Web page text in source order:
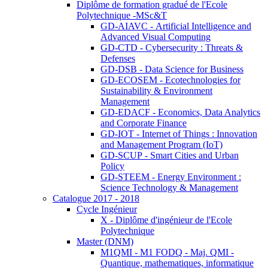
Diplôme de formation gradué de l'Ecole
Polytechnique -MSc&T
GD-AIAVC - Artificial Intelligence and
Advanced Visual Computing
GD-CTD - Cybersecurity : Threats &
Defenses
GD-DSB - Data Science for Business
GD-ECOSEM - Ecotechnologies for
Sustainability & Environment
Management
GD-EDACF - Economics, Data Analytics
and Corporate Finance
GD-IOT - Internet of Things : Innovation
and Management Program (IoT)
GD-SCUP - Smart Cities and Urban
Policy
GD-STEEM - Energy Environment :
Science Technology & Management
Catalogue 2017 - 2018
Cycle Ingénieur
X - Diplôme d'ingénieur de l'Ecole
Polytechnique
Master (DNM)
M1QMI - M1 FODQ - Maj. QMI -
Quantique, mathematiques, informatique